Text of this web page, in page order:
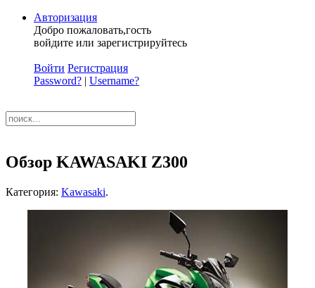
Авторизация
Добро пожаловать,гость
войдите или зарегистрируйтесь
Войти Регистрация
Password? | Username?
Обзор KAWASAKI Z300
Категория: Kawasaki.